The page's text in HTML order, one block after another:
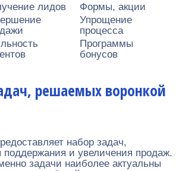
лидов
Формы, акции
Упрощение
процесса
Программы
бонусов
решаемых воронкой
набор задач,
и увеличения продаж.
задачи наиболее актуальны